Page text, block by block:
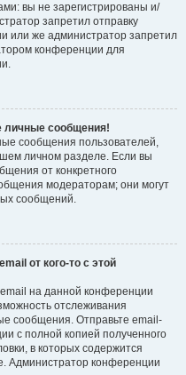
вы не зарегистрированы и/
запретил отправку
или же администратор запретил
конференции для
личные сообщения!
сообщения пользователей,
личном разделе. Если вы
от конкретного
модераторам; они могут
сообщений.
от кого-то с этой
на данной конференции
отслеживания
сообщения. Отправьте email-
с полной копией полученного
в которых содержится
Администратор конференции